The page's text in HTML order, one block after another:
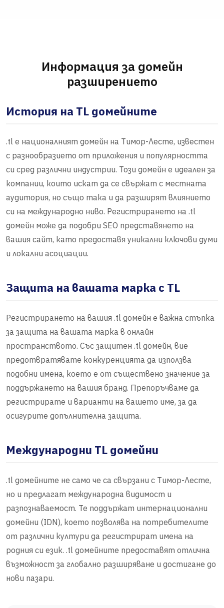
Информация за домейн
разширението
История на TL домейните
.tl е националният домейн на Тимор-Лесте, известен
с разнообразието от приложения и популярността
си сред различни индустрии. Този домейн е идеален за
компании, които искат да се свържат с местната
аудитория, но също така и да разширят влиянието
си на международно ниво. Регистрирането на .tl
домейн може да подобри SEO представянето на
вашия сайт, като предоставя уникални ключови думи
и локални асоциации.
Защита на вашата марка с TL
Регистрирането на вашия .tl домейн е важна стъпка
за защита на вашата марка в онлайн
пространството. Със защитен .tl домейн, вие
предотвратявате конкуренцията да използва
подобни имена, което е от съществено значение за
поддържането на вашия бранд. Препоръчваме да
регистрирате и варианти на вашето име, за да
осигурите допълнителна защита.
Международни TL домейни
.tl домейните не само че са свързани с Тимор-Лесте,
но и предлагат международна видимост и
разпознаваемост. Те поддържат интернационални
домейни (IDN), което позволява на потребителите
от различни култури да регистрират имена на
родния си език. .tl домейните предоставят отлична
възможност за глобално разширяване и достигане до
нови пазари.